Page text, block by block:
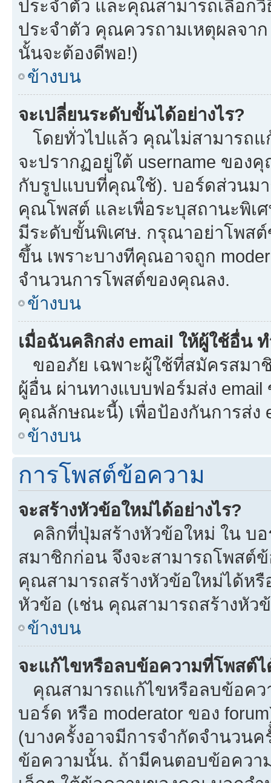
ประจำตัว และคุณสามารถเลือก
ประจำตัว คุณควรถามเหตุผลจาก
นั้นจะต้องดีพอ!)
ข้างบน
จะเปลี่ยนระดับขั้นได้อย่างไร?
โดยทั่วไปแล้ว คุณไม่สามารถ
จะปรากฏอยู่ใต้ username ขอ
กับรูปแบบที่คุณใช้). บอร์ดส่วนม
คุณโพสต์ และเพื่อระบุสถานะพิเศ
มีระดับขั้นพิเศษ. กรุณาอย่าโพส
ขึ้น เพราะบางทีคุณอาจถูก
จำนวนการโพสต์ของคุณลง.
ข้างบน
เมื่อฉันคลิกส่ง email ให้ผู้ใช้อื่น
ขออภัย เฉพาะผู้ใช้ที่สมัครสมา
ผู้อื่น ผ่านทางแบบฟอร์มส่ง
คุณลักษณะนี้) เพื่อป้องกันการส่ง
ข้างบน
การโพสต์ข้อความ
จะสร้างหัวข้อใหม่ได้อย่างไร?
คลิกที่ปุ่มสร้างหัวข้อใหม่ ใน บ
สมาชิกก่อน จึงจะสามารถโพสต์
คุณสามารถสร้างหัวข้อใหม่ได้ห
หัวข้อ (เช่น คุณสามารถสร้างหั
ข้างบน
จะแก้ไขหรือลบข้อความที่โพสต์ไ
คุณสามารถแก้ไขหรือลบข้อคว
บอร์ด หรือ moderator ของ
(บางครั้งอาจมีการจำกัดจำนวน
ข้อความนั้น. ถ้ามีคนตอบข้อคว